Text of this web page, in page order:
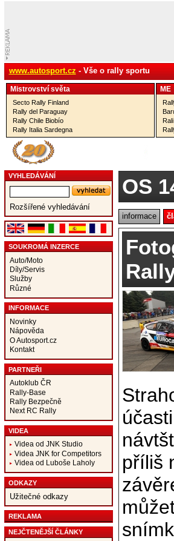
www.autosport.cz - Vše o rally sportu
Mistrovství­ světa
Secto Rally Finland
Rally del Paraguay
Rally Chile Biobío
Rally Italia Sardegna
ME
VYHLEDÁVÁNÍ
Rozšířené vyhledávání
SOUKROMÁ INZERCE
Auto/Moto
Díly/Servis
Služby
Různé
INFORMACE
Novinky
Nápověda
O Autosport.cz
Kontakt
PARTNEŘI
Autoklub ČR
Rally-Base
Rally Bezpečně
Next RC Rally
VIDEA
Videa od JNK Studio
Videa JNK for Competitors
Videa od Luboše Laholy
ODKAZY
Užitečné odkazy
REKLAMA
NEJČTENĚJŠÍ ČLÁNKY
OS
informace
příliš